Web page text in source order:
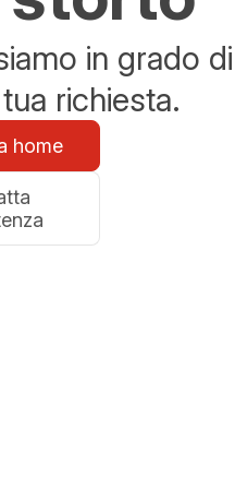
in grado di
richiesta.
home